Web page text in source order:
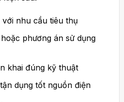
nhu cầu tiêu thụ
phương án sử dụng
khai đúng kỹ thuật
dụng tốt nguồn điện